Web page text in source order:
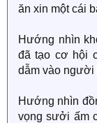
ăn xin một cái
Hướng nhìn
đã tạo cơ hội
dẫm vào người
Hướng nhìn
vọng sưởi ấm